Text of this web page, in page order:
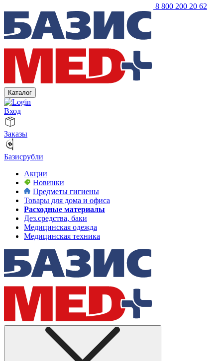
8 800 200 20 62
Каталог
Вход
Заказы
Базисрубли
Акции
Новинки
Предметы гигиены
Товары для дома и офиса
Расходные материалы
Дез.средства, баки
Медицинская одежда
Медицинская техника